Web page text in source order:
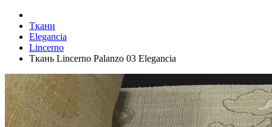
Ткани
Elegancia
Lincerno
Ткань Lincerno Palanzo 03 Elegancia